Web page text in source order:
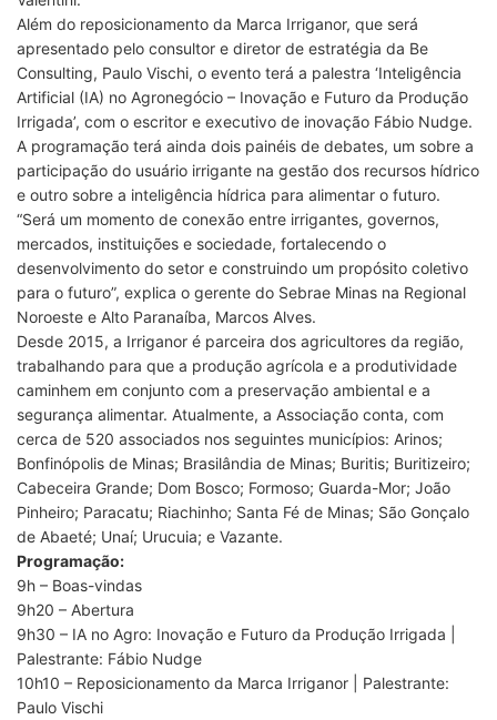
Além do reposicionamento da Marca Irriganor, que será
apresentado pelo consultor e diretor de estratégia da Be
Consulting, Paulo Vischi, o evento terá a palestra ‘Inteligência
Artificial (IA) no Agronegócio – Inovação e Futuro da Produção
Irrigada’, com o escritor e executivo de inovação Fábio Nudge.
A programação terá ainda dois painéis de debates, um sobre a
participação do usuário irrigante na gestão dos recursos hídrico
e outro sobre a inteligência hídrica para alimentar o futuro.
“Será um momento de conexão entre irrigantes, governos,
mercados, instituições e sociedade, fortalecendo o
desenvolvimento do setor e construindo um propósito coletivo
para o futuro”, explica o gerente do Sebrae Minas na Regional
Noroeste e Alto Paranaíba, Marcos Alves.
Desde 2015, a Irriganor é parceira dos agricultores da região,
trabalhando para que a produção agrícola e a produtividade
caminhem em conjunto com a preservação ambiental e a
segurança alimentar. Atualmente, a Associação conta, com
cerca de 520 associados nos seguintes municípios: Arinos;
Bonfinópolis de Minas; Brasilândia de Minas; Buritis; Buritizeiro;
Cabeceira Grande; Dom Bosco; Formoso; Guarda-Mor; João
Pinheiro; Paracatu; Riachinho; Santa Fé de Minas; São Gonçalo
de Abaeté; Unaí; Urucuia; e Vazante.
Programação:
9h – Boas-vindas
9h20 – Abertura
9h30 – IA no Agro: Inovação e Futuro da Produção Irrigada |
Palestrante: Fábio Nudge
10h10 – Reposicionamento da Marca Irriganor | Palestrante:
Paulo Vischi